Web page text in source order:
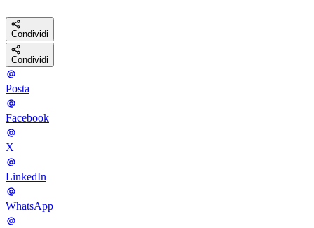
Condividi
Condividi
Posta
Facebook
X
LinkedIn
WhatsApp